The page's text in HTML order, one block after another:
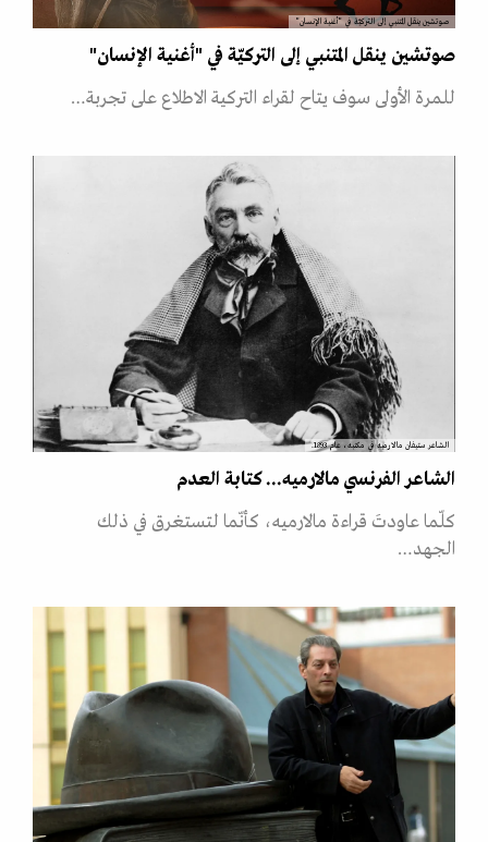
صوتشين ينقل المتنبي إلى التركيّة في "أغنية الإنسان"
صوتشين ينقل المتنبي إلى التركيّة في "أغنية الإنسان"
للمرة الأولى سوف يتاح لقراء التركية الاطلاع على تجربة…
الشاعر ستيفان مالارميه في مكتبه، عام 1893.
الشاعر الفرنسي مالارميه... كتابة العدم
كلّما عاودتَ قراءة مالارميه، كأنّما لتستغرق في ذلك
الجهد…